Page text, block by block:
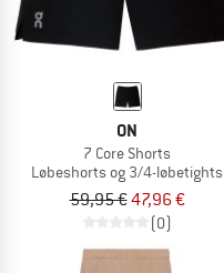
ON
7 Core Shorts
Løbeshorts og 3/4-løbetights
59,95 €47,96 €
(0)